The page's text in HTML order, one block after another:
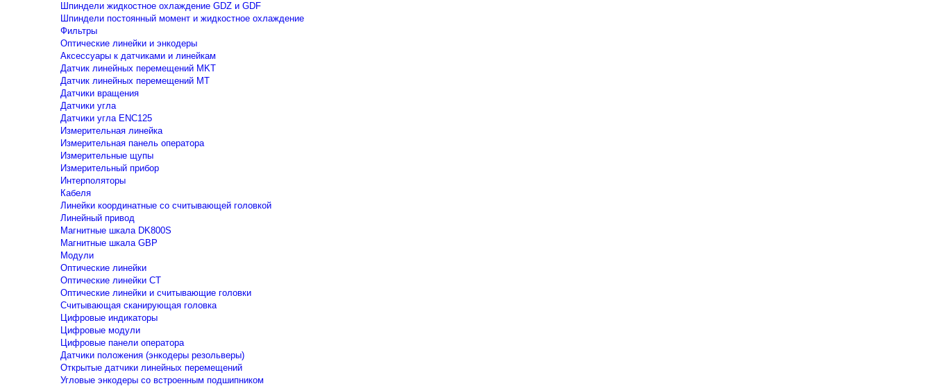
Шпиндели жидкостное охлаждение GDZ и GDF
Шпиндели постоянный момент и жидкостное охлаждение
Фильтры
Оптические линейки и энкодеры
Аксессуары к датчиками и линейкам
Датчик линейных перемещений MKT
Датчик линейных перемещений MT
Датчики вращения
Датчики угла
Датчики угла ENC125
Измерительная линейка
Измерительная панель оператора
Измерительные щупы
Измерительный прибор
Интерполяторы
Кабеля
Линейки координатные со считывающей головкой
Линейный привод
Магнитные шкала DK800S
Магнитные шкала GBP
Модули
Оптические линейки
Оптические линейки CT
Оптические линейки и считывающие головки
Считывающая сканирующая головка
Цифровые индикаторы
Цифровые модули
Цифровые панели оператора
Датчики положения (энкодеры резольверы)
Открытые датчики линейных перемещений
Угловые энкодеры со встроенным подшипником